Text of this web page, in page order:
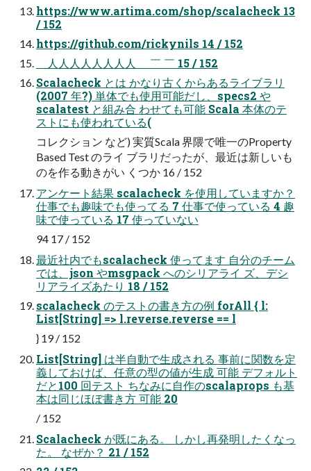
https://www.artima.com/shop/scalacheck 13
/ 152
https://github.com/rickynils 14 / 152
＿人人人人人人人人＿ ￣ ￣ 15 / 152
Scalacheck とは かなり古くからあるライブラリ
(2007 年?) 単体でも使用可能だし、specs2 や
scalatest と組み合 わせても可能 Scala 本体のテ
ストにも使われている(
コレクション など) 実質Scala 界隈で唯一のProperty
Based Test のライ ブラリだったが、最近は新しいも
のを作る動きがい くつか 16 / 152
アンケート結果 scalacheck を使用していますか？
仕事でも趣味でも使ってる 7 仕事で使っている 4 趣
味で使っている 17 使っていない
94 17 / 152
最近社内でもscalacheck 使ってます 自分のチーム
では、json やmsgpack へのシリアライ ズ、デシ
リアライズあたり 18 / 152
scalacheck のテストの書き方の例 forAll { l:
List[String] => l.reverse.reverse == l
} 19 / 152
List[String] は半自動で生成される 事前に関数を定
義しておけば、任意の型の値が生成 可能 デフォルト
だと100 回テスト ちなみに自作のscalaprops も基
本は同じほぼ書き方 可能 20
/ 152
Scalacheck が既にある。 しかし再発明したくなっ
た。 なぜか？ 21 / 152